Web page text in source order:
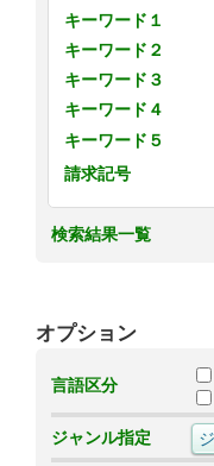
キーワード１
キーワード２
キーワード３
キーワード４
キーワード５
請求記号
検索結果一覧
オプション
言語区分
ジャンル指定